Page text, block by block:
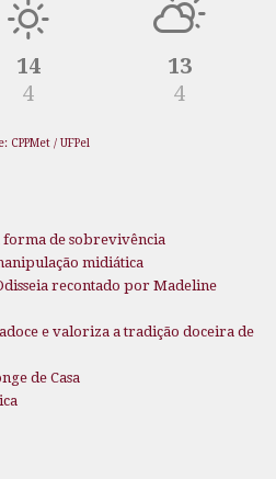
14
4
13
4
CPPMet / UFPel
forma de sobrevivência
midiática
recontado por Madeline
e valoriza a tradição doceira de
de Casa